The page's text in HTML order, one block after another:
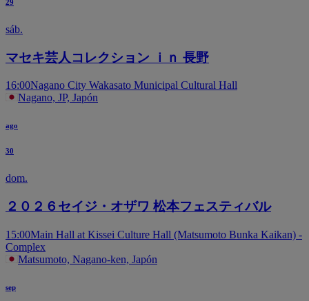
29
sáb.
マセキ芸人コレクション ｉｎ 長野
16:00Nagano City Wakasato Municipal Cultural Hall
Nagano, JP, Japón
ago
30
dom.
２０２６セイジ・オザワ 松本フェスティバル
15:00Main Hall at Kissei Culture Hall (Matsumoto Bunka Kaikan) -
Complex
Matsumoto, Nagano-ken, Japón
sep